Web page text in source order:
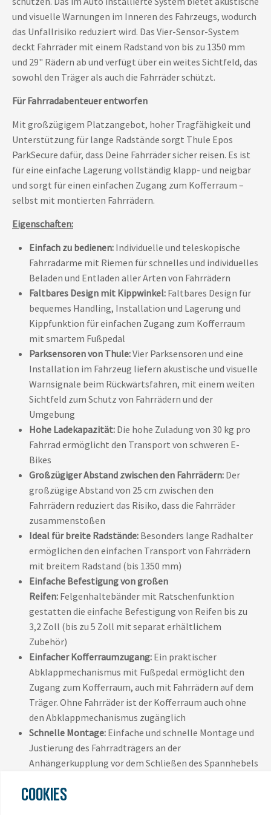
und visuelle Warnungen im Inneren des Fahrzeugs, wodurch
das Unfallrisiko reduziert wird. Das Vier-Sensor-System
deckt Fahrräder mit einem Radstand von bis zu 1350 mm
und 29" Rädern ab und verfügt über ein weites Sichtfeld, das
sowohl den Träger als auch die Fahrräder schützt.
Für Fahrradabenteuer entworfen
Mit großzügigem Platzangebot, hoher Tragfähigkeit und
Unterstützung für lange Radstände sorgt Thule Epos
ParkSecure dafür, dass Deine Fahrräder sicher reisen. Es ist
für eine einfache Lagerung vollständig klapp- und neigbar
und sorgt für einen einfachen Zugang zum Kofferraum –
selbst mit montierten Fahrrädern.
Eigenschaften:
Einfach zu bedienen: Individuelle und teleskopische
Fahrradarme mit Riemen für schnelles und individuelles
Beladen und Entladen aller Arten von Fahrrädern
Faltbares Design mit Kippwinkel: Faltbares Design für
bequemes Handling, Installation und Lagerung und
Kippfunktion für einfachen Zugang zum Kofferraum
mit smartem Fußpedal
Parksensoren von Thule:Vier Parksensoren und eine
Installation im Fahrzeug liefern akustische und visuelle
Warnsignale beim Rückwärtsfahren, mit einem weiten
Sichtfeld zum Schutz von Fahrrädern und der
Umgebung
Hohe Ladekapazität: Die hohe Zuladung von 30 kg pro
Fahrrad ermöglicht den Transport von schweren E-
Bikes
Großzügiger Abstand zwischen den Fahrrädern: Der
großzügige Abstand von 25 cm zwischen den
Fahrrädern reduziert das Risiko, dass die Fahrräder
zusammenstoßen
Ideal für breite Radstände: Besonders lange Radhalter
ermöglichen den einfachen Transport von Fahrrädern
mit breitem Radstand (bis 1350 mm)
Einfache Befestigung von großen
Reifen: Felgenhaltebänder mit Ratschenfunktion
gestatten die einfache Befestigung von Reifen bis zu
3,2 Zoll (bis zu 5 Zoll mit separat erhältlichem
Zubehör)
Einfacher Kofferraumzugang: Ein praktischer
Abklappmechanismus mit Fußpedal ermöglicht den
Zugang zum Kofferraum, auch mit Fahrrädern auf dem
Träger. Ohne Fahrräder ist der Kofferraum auch ohne
den Abklappmechanismus zugänglich
Schnelle Montage: Einfache und schnelle Montage und
Justierung des Fahrradträgers an der
Anhängerkupplung vor dem Schließen des Spannhebels
Leicht zu transportieren:
COOKIES